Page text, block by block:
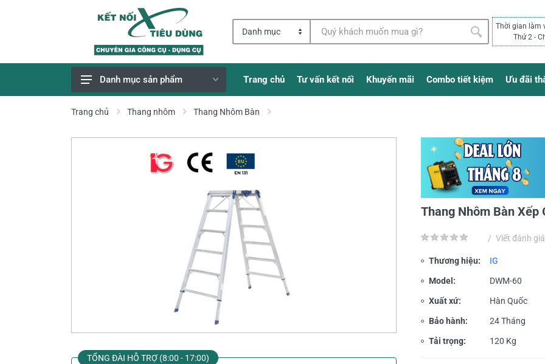
Thời gian làm
Thứ 2 -
Giao Hàng Miễn Phí
Danh mục sản phẩm Trang chủ Tư vấn kết nối Khuyến mãi Combo tiết kiệm Ưu đãi
Trang chủ Thang nhôm Thang Nhôm Bàn
TỔNG ĐÀI HỖ TRỢ (8:00 - 17:00)
Thang Nhôm Bàn Xếp
/ Viết đánh giá
Thương hiệu: IG
Model: DWM-60
Xuất xứ: Hàn Quốc
Bảo hành: 24 Tháng
Tải trọng: 120 Kg